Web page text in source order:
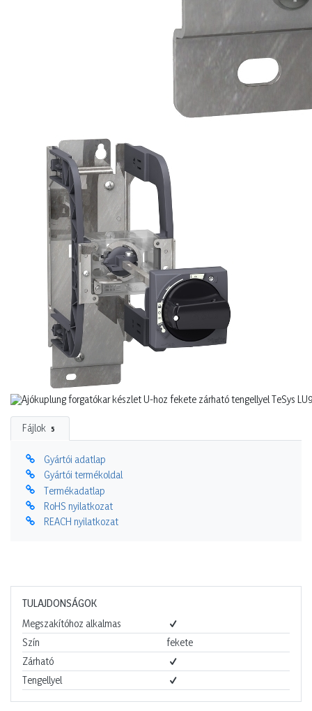
Fájlok 5
Gyártói adatlap
Gyártói termékoldal
Termékadatlap
RoHS nyilatkozat
REACH nyilatkozat
TULAJDONSÁGOK
Megszakítóhoz alkalmas
Szín
fekete
Zárható
Tengellyel